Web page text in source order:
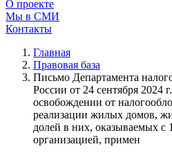
О проекте
Мы в СМИ
Контакты
Главная
Правовая база
Письмо Департамента
России от 24 сентября 2024
освобождении от
реализации жилых домов,
долей в них, оказываемых с
организацией, примен